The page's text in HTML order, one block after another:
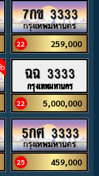
7กข 3333
22 259,000
ฉฉ 3333
กรุงเทพมหานคร
22 5,000,000
5กศ 3333
25 459,000